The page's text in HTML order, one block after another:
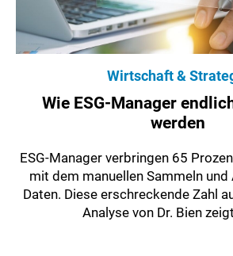
Wirtschaft &
Wie ESG-Manager
werden
ESG-Manager verbringen 65
mit dem manuellen Sammeln
Daten. Diese erschreckende Zahl
Analyse von Dr. Bien